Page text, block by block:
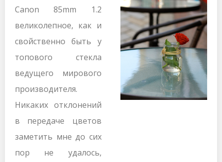
Canon 85mm 1.2
великолепное, как и
свойственно быть у
топового стекла
ведущего мирового
производителя.
Никаких отклонений
в передаче цветов
заметить мне до сих
пор не удалось,